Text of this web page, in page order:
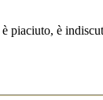
piaciuto, è